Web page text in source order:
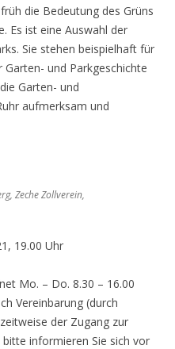
die Bedeutung des Grüns
Es ist eine Auswahl der
Sie stehen beispielhaft für
und Parkgeschichte
Garten- und
aufmerksam und
Zeche Zollverein,
19.00 Uhr
Mo. – Do. 8.30 – 16.00
Vereinbarung (durch
der Zugang zur
informieren Sie sich vor